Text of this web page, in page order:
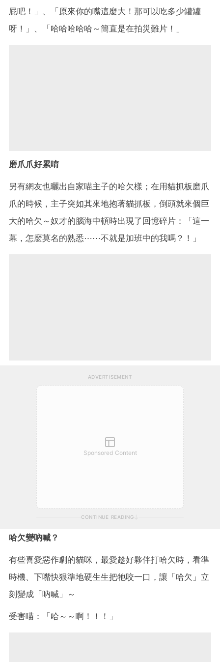
屁吧！」、「原來你的嘴這麼大！那可以吃多少罐罐
呀！」、「哈哈哈哈哈～簡直是在拍災難片！」
磨爪爪好累唷
另有網友也曬出自家喵主子的哈欠樣；在用貓抓板磨爪
爪的時候，主子突如其來地抱著貓抓板，倒頭就來個巨
大的哈欠～奴才的腦海中頓時出現了回憶碎片：「這一
幕，怎麼莫名的熟悉⋯⋯不就是加班中的我嗎？！」
ADVERTISEMENT
Sponsored Content
CONTINUE READING
哈欠變吶喊？
有些喜愛惡作劇的貓咪，最愛趁好夥伴打哈欠時，看準
時機、下嘴快狠準地硬生生把牠咬一口，讓「哈欠」立
刻變成「吶喊」～
受害喵：「哈～～啊！！！」